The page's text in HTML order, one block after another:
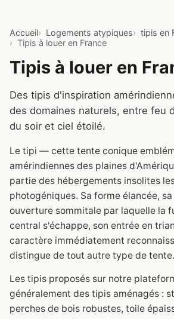
Accueil Logements atypiques
tipis en
Tipis à louer en France
Tipis à louer en
Des tipis d'inspiration
des domaines naturels, entre feu
du soir et ciel étoilé.
Le tipi — cette tente conique
amérindiennes des plaines
partie des hébergements insolites
photogéniques. Sa forme élancée,
ouverture sommitale par laquelle la
central s'échappe, son entrée en
caractère immédiatement
distingue de tout autre type de tente.
Les tipis proposés sur notre
généralement des tipis aménagés :
perches de bois robustes, toile